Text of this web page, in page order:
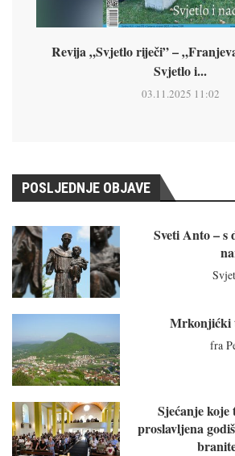
Revija „Svjetlo riječi” –
Svjetlo i...
03.11.2025 11:02
POSLJEDNJE OBJAVE
Sveti Anto – s
Mrkonjićki
fra
Sjećanje
proslavljena